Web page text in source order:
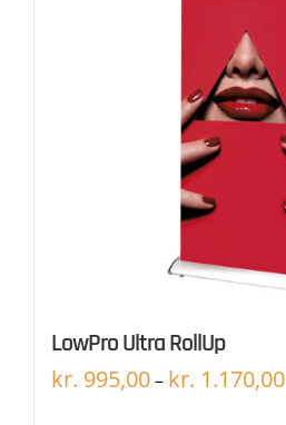
LowPro Ultra RollUp
kr. 995,00– kr. 1.170,00